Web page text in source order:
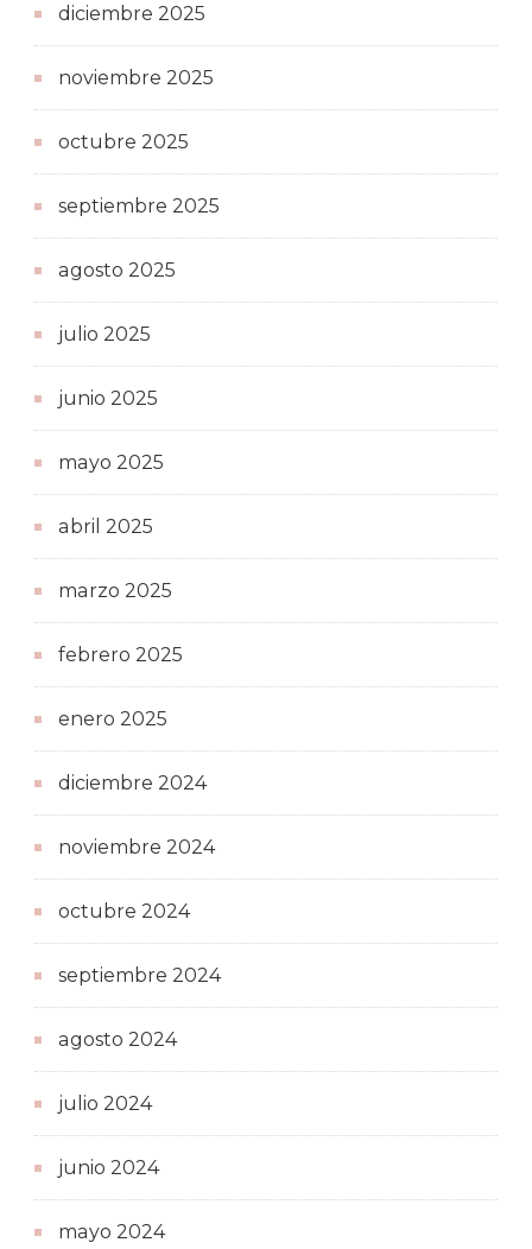
diciembre 2025
noviembre 2025
octubre 2025
septiembre 2025
agosto 2025
julio 2025
junio 2025
mayo 2025
abril 2025
marzo 2025
febrero 2025
enero 2025
diciembre 2024
noviembre 2024
octubre 2024
septiembre 2024
agosto 2024
julio 2024
junio 2024
mayo 2024